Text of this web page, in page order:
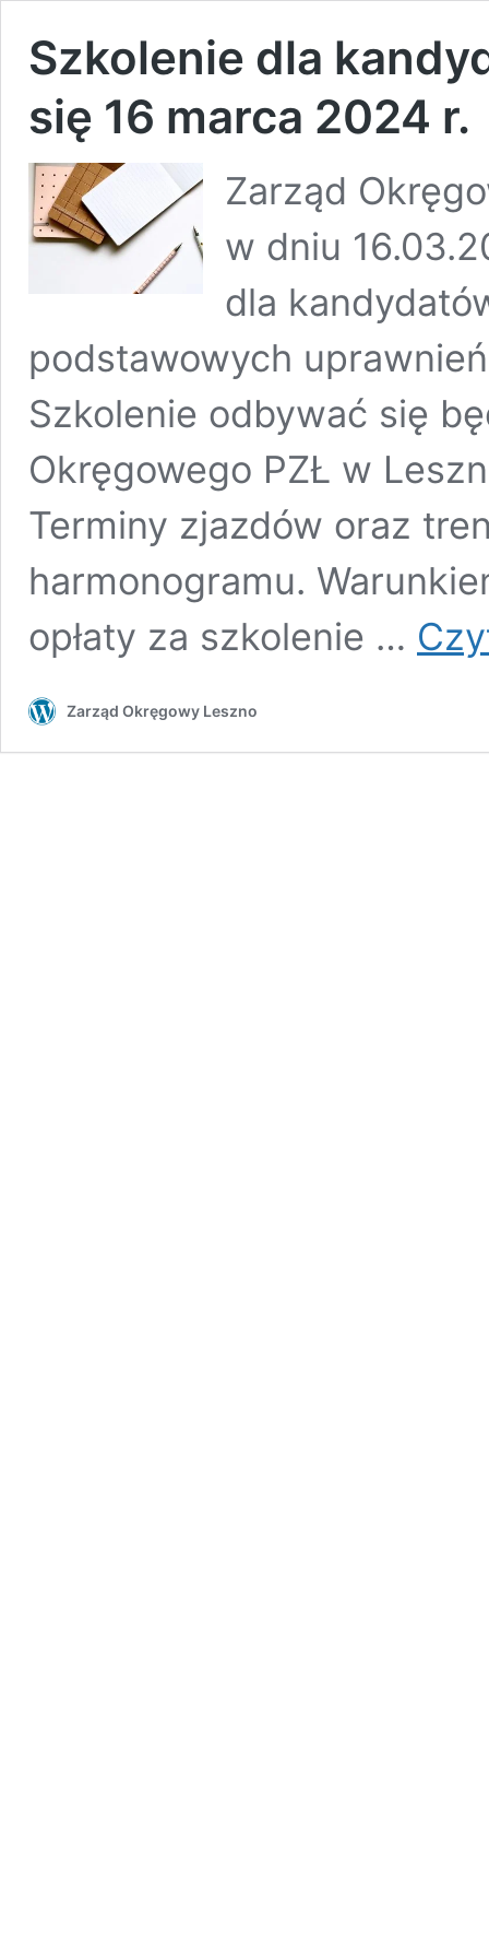
Szkolenie dla
się 16 marca 2024 r.
Zarząd
w dniu
dla
podstawowych
Szkolenie odbywać się
Okręgowego PZŁ w
Terminy zjazdów oraz
harmonogramu.
opłaty za szkolenie …
Zarząd Okręgowy Leszno